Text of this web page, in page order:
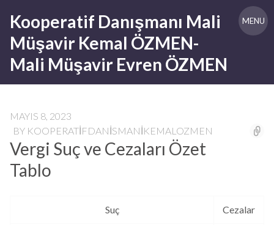
content
Kooperatif Danışmanı Mali
Müşavir Kemal ÖZMEN-
Mali Müşavir Evren ÖZMEN
MENU
MAYIS 8, 2023
BY KOOPERATIFDANISMANIKEMALOZMEN
Vergi Suç ve Cezaları Özet
Tablo
Suç Cezalar